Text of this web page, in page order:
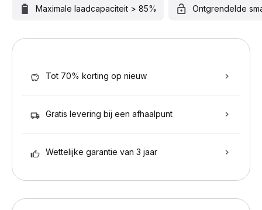
Maximale laadcapaciteit > 85% Ontgrendelde
Tot 70% korting op nieuw
Gratis levering bij een afhaalpunt
Wettelijke garantie van 3 jaar